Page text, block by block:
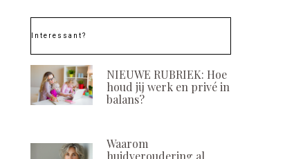
Interessant?
NIEUWE RUBRIEK: Hoe
houd jij werk en privé in
balans?
Waarom
huidveroudering al